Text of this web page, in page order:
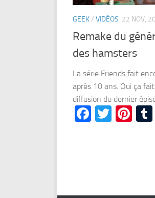
GEEK/ VIDÉOS 22 NOV,
Remake du
des hamsters
La série Friends fait
après 10 ans. Oui ça
diffusion du dernier